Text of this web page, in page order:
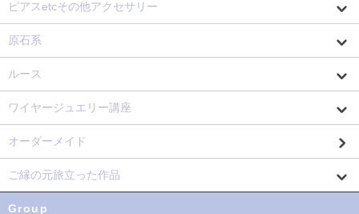
ピアスetcその他アクセサリー
原石系
ルース
ワイヤージュエリー講座
オーダーメイド
ご縁の元旅立った作品
Group